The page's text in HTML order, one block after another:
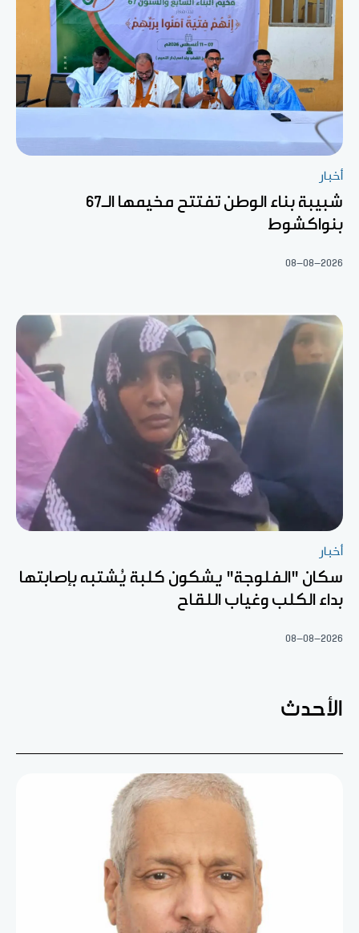
أخبار
شبيبة بناء الوطن تفتتح مخيمها الـ67
بنواكشوط
08-08-2026
أخبار
سكان "الفلوجة" يشكون كلبة يُشتبه بإصابتها
بداء الكلب وغياب اللقاح
08-08-2026
الأحدث